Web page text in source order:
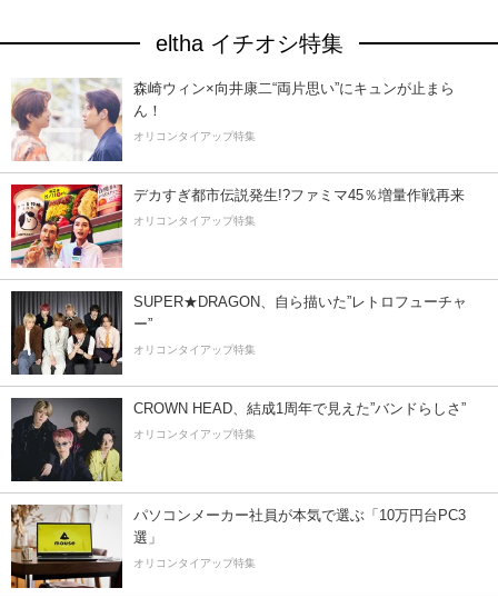
eltha イチオシ特集
森崎ウィン×向井康二“両片思い”にキュンが止まら
ん！
オリコンタイアップ特集
デカすぎ都市伝説発生!?ファミマ45％増量作戦再来
オリコンタイアップ特集
SUPER★DRAGON、自ら描いた”レトロフューチャ
ー”
オリコンタイアップ特集
CROWN HEAD、結成1周年で見えた”バンドらしさ”
オリコンタイアップ特集
パソコンメーカー社員が本気で選ぶ「10万円台PC3
選」
オリコンタイアップ特集